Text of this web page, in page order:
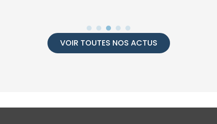
VOIR TOUTES NOS ACTUS